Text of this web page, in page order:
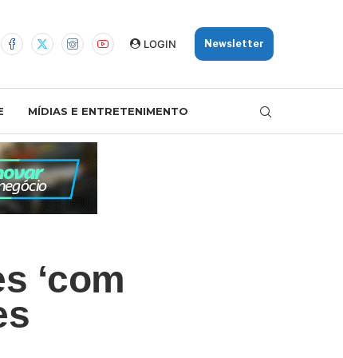
LOGIN Newsletter
MÍDIAS E ENTRETENIMENTO
‘com